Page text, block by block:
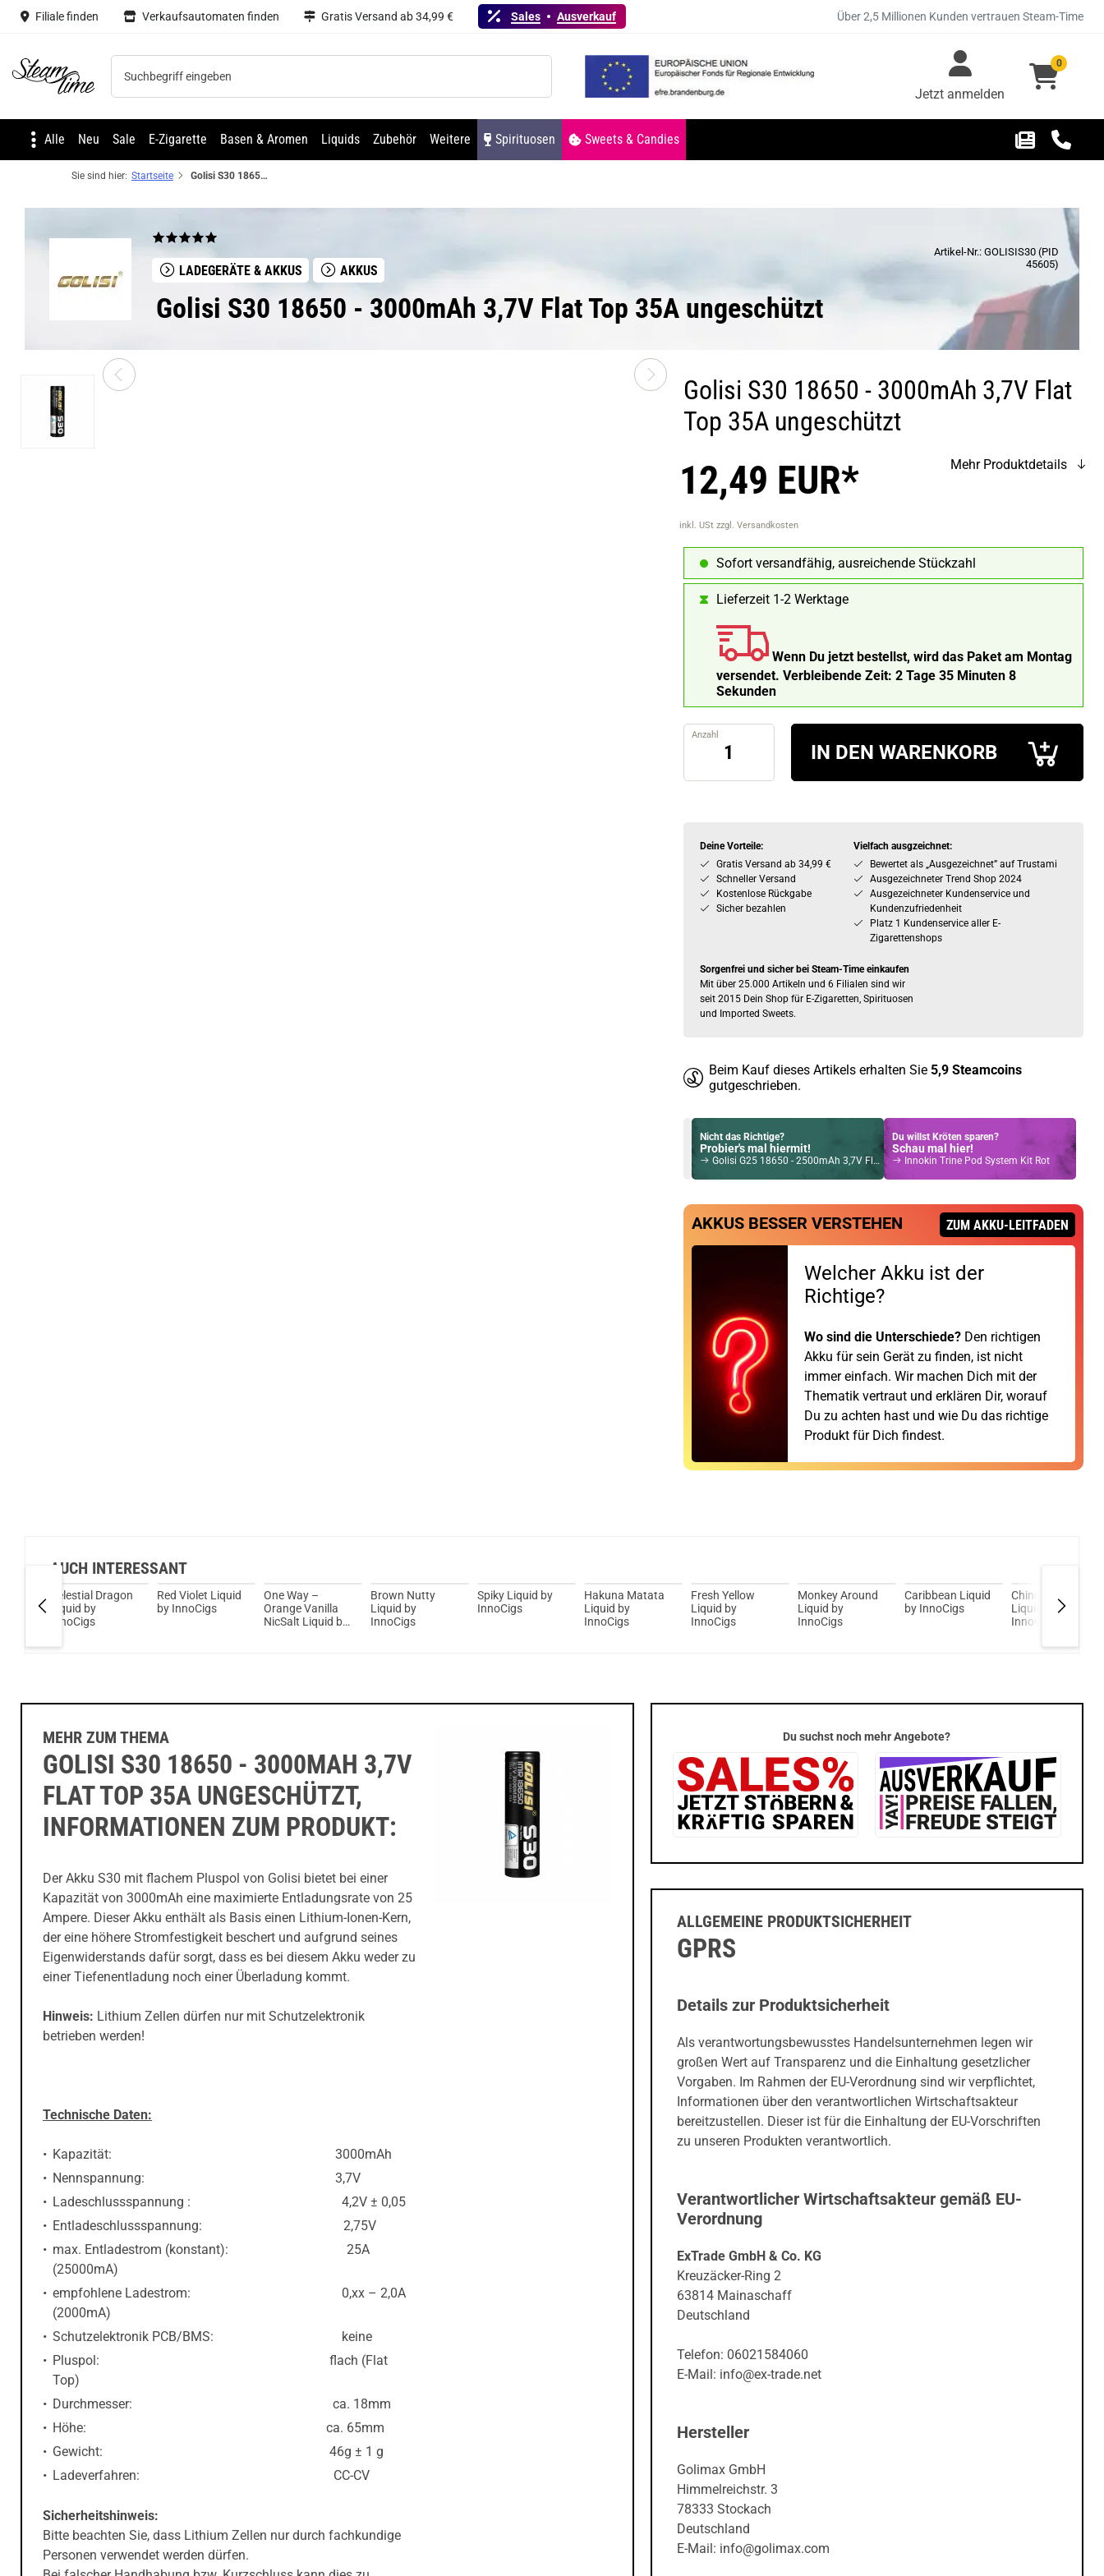
Filiale finden Verkaufsautomaten finden Gratis Versand ab 34,99 € Sales Ausverkauf Über 2,5 Millionen Kunden vertrauen Steam-Time
Steam time Jetzt anmelden
0
Alle Neu Sale E-Zigarette Basen & Aromen Liquids Zubehör Weitere Spirituosen Sweets & Candies
Sie sind hier: Startseite Golisi S30 18650 - 3000mAh 3,7V Flat Top 35A ungeschützt
LADEGERÄTE & AKKUS AKKUS
Artikel-Nr.: GOLISIS30 (PID
45605)
Golisi S30 18650 - 3000mAh 3,7V Flat Top 35A ungeschützt
Golisi S30 18650 - 3000mAh 3,7V Flat
Top 35A ungeschützt
12,49 EUR*
inkl. USt zzgl. Versandkosten
Mehr Produktdetails
Sofort versandfähig, ausreichende Stückzahl
Lieferzeit 1-2 Werktage
Wenn Du jetzt bestellst, wird das Paket am Montag
versendet. Verbleibende Zeit: 2 Tage 35 Minuten 7
Sekunden
Anzahl
IN DEN WARENKORB
Deine Vorteile:
Gratis Versand ab 34,99 €
Schneller Versand
Kostenlose Rückgabe
Sicher bezahlen
Vielfach ausgzeichnet:
Bewertet als „Ausgezeichnet” auf Trustami
Ausgezeichneter Trend Shop 2024
Ausgezeichneter Kundenservice und
Kundenzufriedenheit
Platz 1 Kundenservice aller E-
Zigarettenshops
Sorgenfrei und sicher bei Steam-Time einkaufen
Mit über 25.000 Artikeln und 6 Filialen sind wir
seit 2015 Dein Shop für E-Zigaretten, Spirituosen
und Imported Sweets.
Beim Kauf dieses Artikels erhalten Sie 5,9 Steamcoins
gutgeschrieben.
Nicht das Richtige?
Probier's mal hiermit!
Golisi G25 18650 - 2500mAh 3,7V Flat Top 20A ungeschützt
Du willst Kröten sparen?
Schau mal hier!
Innokin Trine Pod System Kit Rot
AKKUS BESSER VERSTEHEN ZUM AKKU-LEITFADEN
Welcher Akku ist der
Richtige?
Wo sind die Unterschiede?Den richtigen
Akku für sein Gerät zu finden, ist nicht
immer einfach. Wir machen Dich mit der
Thematik vertraut und erklären Dir, worauf
Du zu achten hast und wie Du das richtige
Produkt für Dich findest.
AUCH INTERESSANT
Celestial Dragon
Liquid by
InnoCigs
Red Violet Liquid
by InnoCigs
One Way –
Orange Vanilla
NicSalt Liquid by
Brown Nutty
Liquid by
InnoCigs
Spiky Liquid by
InnoCigs
Hakuna Matata
Liquid by
InnoCigs
Fresh Yellow
Liquid by
InnoCigs
Monkey Around
Liquid by
InnoCigs
Caribbean Liquid
by InnoCigs
Chinese Green
Liquid by
InnoCigs
MEHR ZUM THEMA
GOLISI S30 18650 - 3000MAH 3,7V
FLAT TOP 35A UNGESCHÜTZT,
INFORMATIONEN ZUM PRODUKT:
Der Akku S30 mit flachem Pluspol von Golisi bietet bei einer
Kapazität von 3000mAh eine maximierte Entladungsrate von 25
Ampere. Dieser Akku enthält als Basis einen Lithium-Ionen-Kern,
der eine höhere Stromfestigkeit beschert und aufgrund seines
Eigenwiderstands dafür sorgt, dass es bei diesem Akku weder zu
einer Tiefenentladung noch einer Überladung kommt.
Hinweis: Lithium Zellen dürfen nur mit Schutzelektronik
betrieben werden!
Technische Daten:
Kapazität: 3000mAh
Nennspannung: 3,7V
Ladeschlussspannung : 4,2V ± 0,05
Entladeschlussspannung: 2,75V
max. Entladestrom (konstant): 25A
(25000mA)
empfohlene Ladestrom: 0,xx – 2,0A
(2000mA)
Schutzelektronik PCB/BMS: keine
Pluspol: flach (Flat
Top)
Durchmesser: ca. 18mm
Höhe: ca. 65mm
Gewicht: 46g ± 1 g
Ladeverfahren: CC-CV
Sicherheitshinweis:
Bitte beachten Sie, dass Lithium Zellen nur durch fachkundige
Personen verwendet werden dürfen.
Du suchst noch mehr Angebote?
ALLGEMEINE PRODUKTSICHERHEIT
GPRS
Details zur Produktsicherheit
Als verantwortungsbewusstes Handelsunternehmen legen wir
großen Wert auf Transparenz und die Einhaltung gesetzlicher
Vorgaben. Im Rahmen der EU-Verordnung sind wir verpflichtet,
Informationen über den verantwortlichen Wirtschaftsakteur
bereitzustellen. Dieser ist für die Einhaltung der EU-Vorschriften
zu unseren Produkten verantwortlich.
Verantwortlicher Wirtschaftsakteur gemäß EU-
Verordnung
ExTrade GmbH & Co. KG
Kreuzäcker-Ring 2
63814 Mainaschaff
Deutschland
Telefon: 06021584060
E-Mail: info@ex-trade.net
Hersteller
Golimax GmbH
Himmelreichstr. 3
78333 Stockach
Deutschland
E-Mail: info@golimax.com